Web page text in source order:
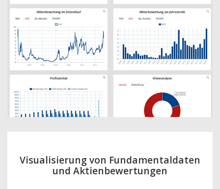
Visualisierung von Fundamentaldaten
und Aktienbewertungen